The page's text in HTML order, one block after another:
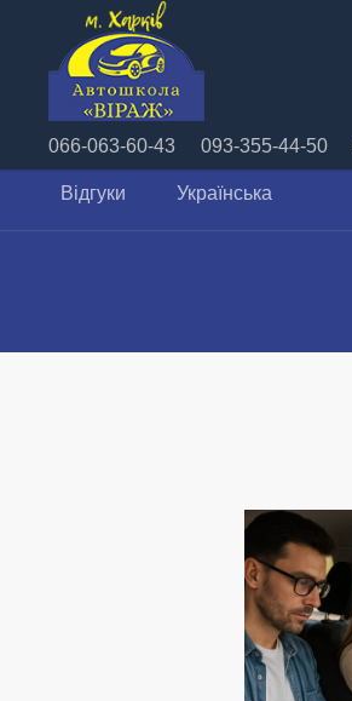
066-063-60-43 093-355-44-50
Відгуки Українська